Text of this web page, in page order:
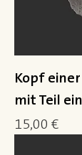
Kopf
mit Teil
Preis
15,00 €